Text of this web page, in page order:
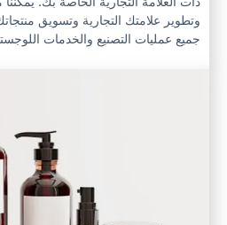
وتطوير علامتك التجارية وتسويق
جميع عمليات التصنيع والخدمات